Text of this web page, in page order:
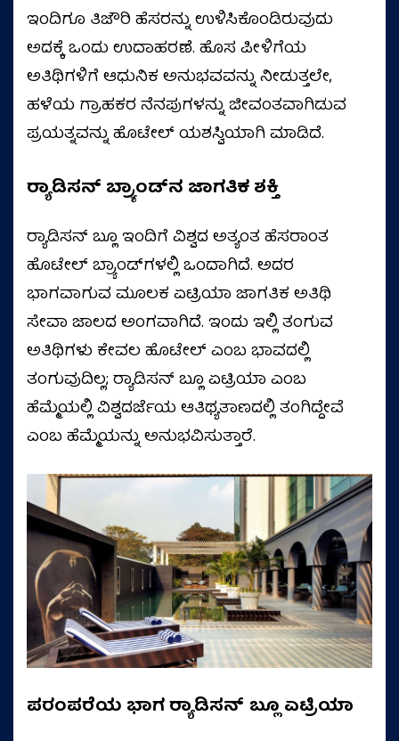
ಇಂದಿಗೂ ತಿಜೌರಿ ಹೆಸರನ್ನು ಉಳಿಸಿಕೊಂಡಿರುವುದು
ಅದಕ್ಕೆ ಒಂದು ಉದಾಹರಣೆ. ಹೊಸ ಪೀಳಿಗೆಯ
ಅತಿಥಿಗಳಿಗೆ ಆಧುನಿಕ ಅನುಭವವನ್ನು ನೀಡುತ್ತಲೇ,
ಹಳೆಯ ಗ್ರಾಹಕರ ನೆನಪುಗಳನ್ನು ಜೀವಂತವಾಗಿಡುವ
ಪ್ರಯತ್ನವನ್ನು ಹೊಟೇಲ್ ಯಶಸ್ವಿಯಾಗಿ ಮಾಡಿದೆ.
ರ‍್ಯಾಡಿಸನ್ ಬ್ರ್ಯಾಂಡ್‌ನ ಜಾಗತಿಕ ಶಕ್ತಿ
ರ‍್ಯಾಡಿಸನ್ ಬ್ಲೂ ಇಂದಿಗೆ ವಿಶ್ವದ ಅತ್ಯಂತ ಹೆಸರಾಂತ
ಹೊಟೇಲ್ ಬ್ರ್ಯಾಂಡ್‌ಗಳಲ್ಲಿ ಒಂದಾಗಿದೆ. ಅದರ
ಭಾಗವಾಗುವ ಮೂಲಕ ಏಟ್ರಿಯಾ ಜಾಗತಿಕ ಅತಿಥಿ
ಸೇವಾ ಜಾಲದ ಅಂಗವಾಗಿದೆ. ಇಂದು ಇಲ್ಲಿ ತಂಗುವ
ಅತಿಥಿಗಳು ಕೇವಲ ಹೊಟೇಲ್ ಎಂಬ ಭಾವದಲ್ಲಿ
ತಂಗುವುದಿಲ್ಲ; ರ‍್ಯಾಡಿಸನ್ ಬ್ಲೂ ಏಟ್ರಿಯಾ ಎಂಬ
ಹೆಮ್ಮೆಯಲ್ಲಿ ವಿಶ್ವದರ್ಜೆಯ ಆತಿಥ್ಯತಾಣದಲ್ಲಿ ತಂಗಿದ್ದೇವೆ
ಎಂಬ ಹೆಮ್ಮೆಯನ್ನು ಅನುಭವಿಸುತ್ತಾರೆ.
ಪರಂಪರೆಯ ಭಾಗ ರ‍್ಯಾಡಿಸನ್ ಬ್ಲೂ ಏಟ್ರಿಯಾ